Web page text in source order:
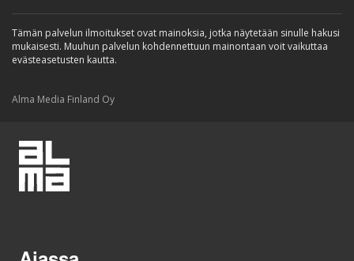
Tämän palvelun ilmoitukset ovat mainoksia, jotka näytetään sinulle hakusi
mukaisesti. Muuhun palvelun kohdennettuun mainontaan voit vaikuttaa
evästeasetusten kautta.
Alma Media Finland Oy